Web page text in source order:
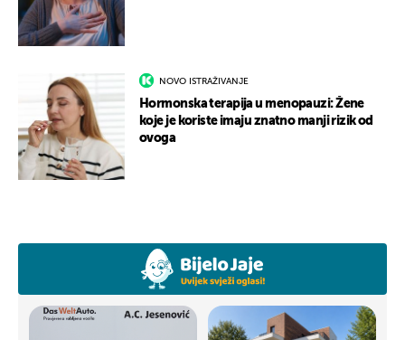
NOVO ISTRAŽIVANJE
Hormonska terapija u menopauzi: Žene
koje je koriste imaju znatno manji rizik od
ovoga